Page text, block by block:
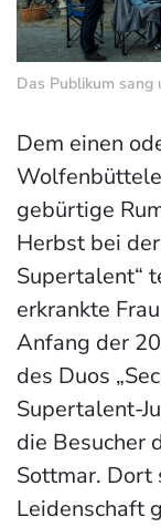
Das Publikum
Dem einen
gebürtige
Herbst bei
Supertalent“
erkrankte
Anfang der
des Duos
Supertalent-
die Besucher
Sottmar. Dort
Leidenschaft